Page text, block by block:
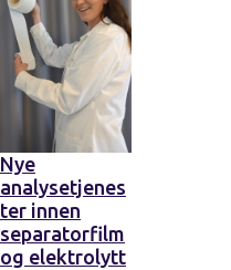
Nye
analysetjenes
ter innen
separatorfilm
og elektrolytt